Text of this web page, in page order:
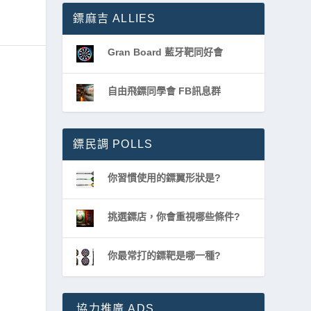
鏢麻吉 ALLIES
Gran Board 藍牙靶同好會
自由飛鏢同學會 FB訊息群
鏢民調 POLLS
你習慣使用的鏢翼形狀是?
挑選鏢店，你會重視哪些條件?
你最常打的鏢靶是哪一種?
協力推廣 ADS